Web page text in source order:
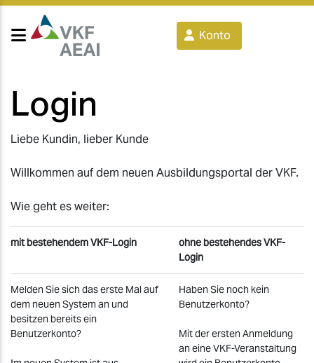
Konto
Login
Liebe Kundin, lieber Kunde
Willkommen auf dem neuen Ausbildungsportal der VKF.
Wie geht es weiter:
mit bestehendem VKF-Login
ohne bestehendes VKF-
Login
Melden Sie sich das erste Mal auf
dem neuen System an und
besitzen bereits ein
Benutzerkonto?
Haben Sie noch kein
Benutzerkonto?
Mit der ersten Anmeldung
an eine VKF-Veranstaltung